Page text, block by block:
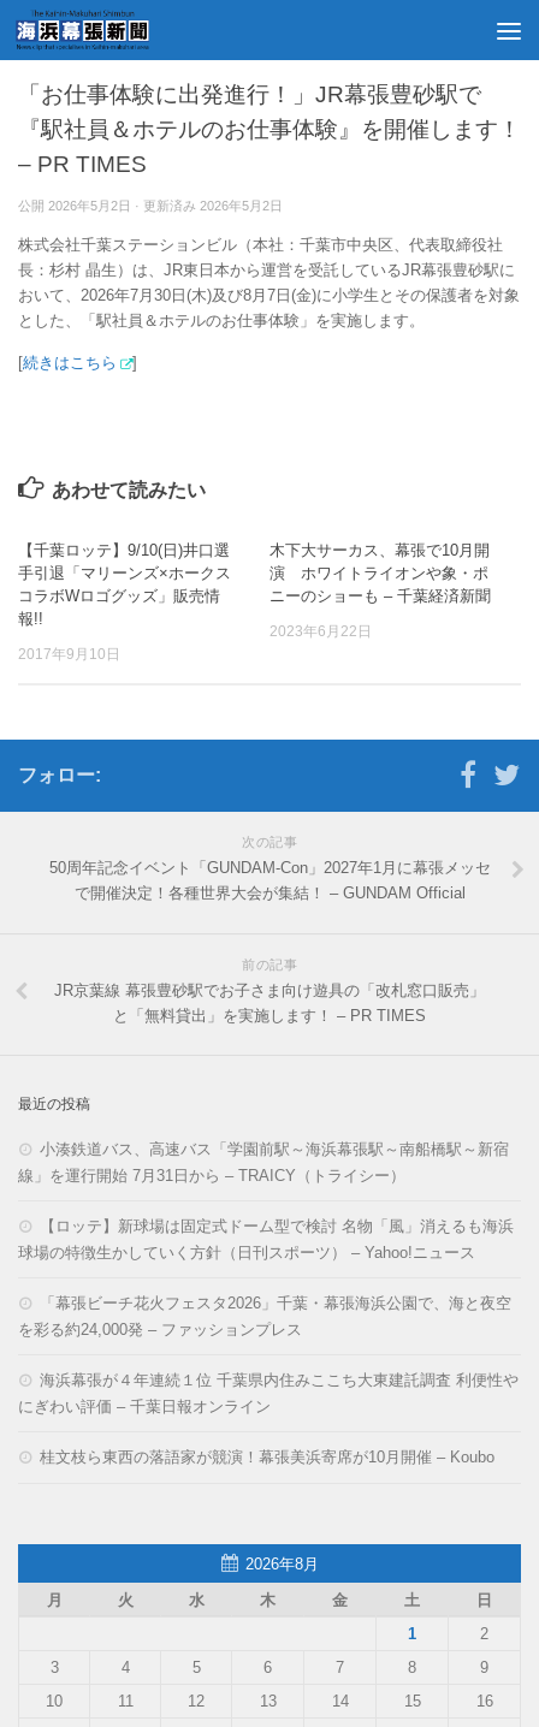
幕張豊砂 / 未分類
「お仕事体験に出発進行！」JR幕張豊砂駅で
『駅社員＆ホテルのお仕事体験』を開催します！
– PR TIMES
公開 2026年5月2日 · 更新済み 2026年5月2日
株式会社千葉ステーションビル（本社：千葉市中央区、代表取締役社
長：杉村 晶生）は、JR東日本から運営を受託しているJR幕張豊砂駅に
おいて、2026年7月30日(木)及び8月7日(金)に小学生とその保護者を対象
とした、「駅社員＆ホテルのお仕事体験」を実施します。
[続きはこちら ]
あわせて読みたい
【千葉ロッテ】9/10(日)井口選
手引退「マリーンズ×ホークス
コラボWロゴグッズ」販売情
報!!
2017年9月10日
木下大サーカス、幕張で10月開
演 ホワイトライオンや象・ポ
ニーのショーも – 千葉経済新聞
2023年6月22日
フォロー:
次の記事
50周年記念イベント「GUNDAM-Con」2027年1月に幕張メッセ
で開催決定！各種世界大会が集結！ – GUNDAM Official
前の記事
JR京葉線 幕張豊砂駅でお子さま向け遊具の「改札窓口販売」
と「無料貸出」を実施します！ – PR TIMES
最近の投稿
小湊鉄道バス、高速バス「学園前駅～海浜幕張駅～南船橋駅～新宿
線」を運行開始 7月31日から – TRAICY（トライシー）
【ロッテ】新球場は固定式ドーム型で検討 名物「風」消えるも海浜
球場の特徴生かしていく方針（日刊スポーツ） – Yahoo!ニュース
「幕張ビーチ花火フェスタ2026」千葉・幕張海浜公園で、海と夜空
を彩る約24,000発 – ファッションプレス
海浜幕張が４年連続１位 千葉県内住みここち大東建託調査 利便性や
にぎわい評価 – 千葉日報オンライン
桂文枝ら東西の落語家が競演！幕張美浜寄席が10月開催 – Koubo
2026年8月
月
火 水 木 金 土
日
1
2
3
4 5 6 7 8
9
10
11 12 13 14 15
16